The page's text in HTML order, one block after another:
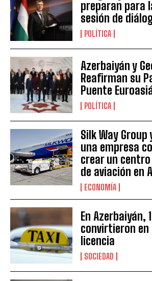
preparan para
sesión de
POLÍTICA
Azerbaiyán y
Reafirman su
Puente
POLÍTICA
Silk Way
una empresa
crear un
de aviación en
ECONOMÍA
En Azerbaiyán,
convirtieron
licencia
SOCIEDAD